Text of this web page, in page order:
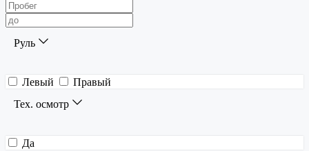
Руль
Левый
Правый
Тех. осмотр
Да